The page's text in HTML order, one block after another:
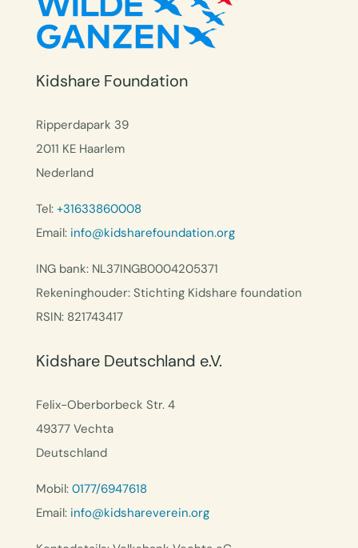
Kidshare Foundation
Ripperdapark 39
2011 KE Haarlem
Nederland
Tel: +31633860008
Email: info@kidsharefoundation.org
ING bank: NL37INGB0004205371
Rekeninghouder: Stichting Kidshare foundation
RSIN: 821743417
Kidshare Deutschland e.V.
Felix-Oberborbeck Str. 4
49377 Vechta
Deutschland
Mobil: 0177/6947618
Email: info@kidshareverein.org